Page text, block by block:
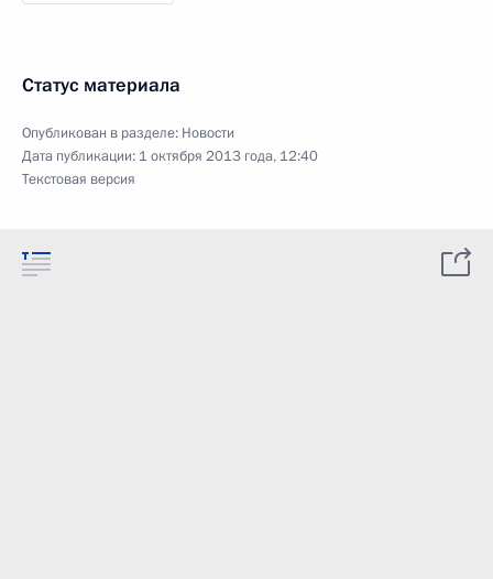
Статус материала
Опубликован в разделе: Новости
Дата публикации: 1 октября 2013 года, 12:40
Текстовая версия